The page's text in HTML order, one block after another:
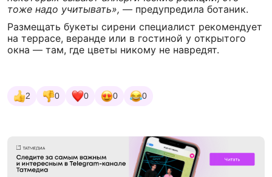
тоже надо учитывать», — предупредила ботаник.
Размещать букеты сирени специалист рекомендует
на террасе, веранде или в гостиной у открытого
окна — там, где цветы никому не навредят.
2 0 0 0 0